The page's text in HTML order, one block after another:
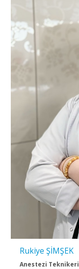
Rukiye ŞİMŞEK
Anestezi Teknikeri